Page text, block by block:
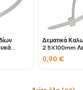
Δεματικά
2.5X100mm
0,90€